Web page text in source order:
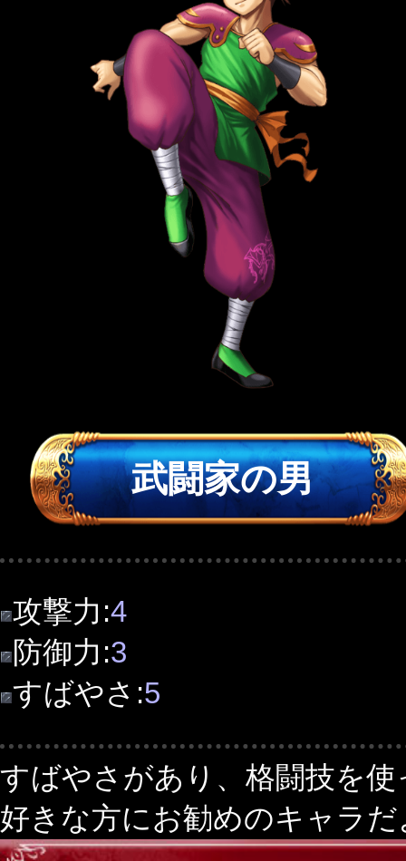
武闘家の男
攻撃力:4
防御力:3
すばやさ:5
すばやさがあり、格闘技を
好きな方にお勧めのキャラだ